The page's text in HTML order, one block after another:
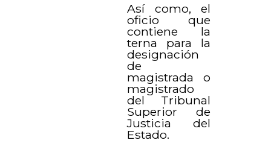
Así como, el
oficio que
contiene la
terna para la
designación
de
magistrada o
magistrado
del Tribunal
Superior de
Justicia del
Estado.